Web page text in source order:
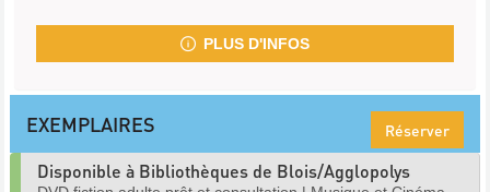
PLUS D'INFOS
EXEMPLAIRES Réserver
Disponible à Bibliothèques de Blois/Agglopolys